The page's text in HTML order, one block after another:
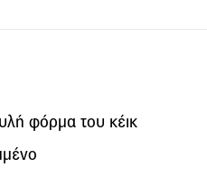
φόρμα του κέικ